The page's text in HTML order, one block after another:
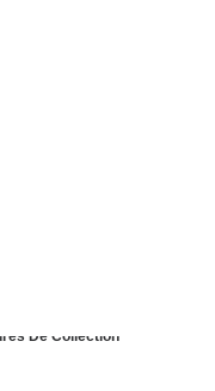
De Collection